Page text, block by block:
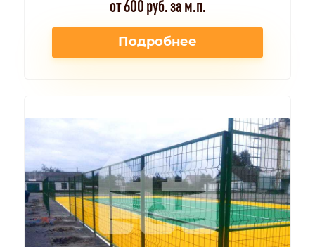
от 600 руб. за м.п.
Подробнее